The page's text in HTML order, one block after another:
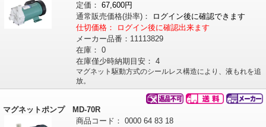
定価： 67,600円
通常販売価格(掛率)：
ログイン後に確認できます
仕切価格：
ログイン後に確認出来ます
メーカー品番： 11113829
在庫： 0
在庫僅少時納期目安： 4
マグネット駆動方式のシールレス構造により、液もれを追
放。
マグネットポンプ MD-70R
商品コード： 0000 64 83 18